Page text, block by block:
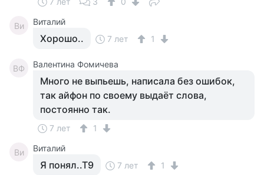
Ви Виталий
Хорошо.. 7 лет 1
ВФ Валентина Фомичева
Много не выпьешь, написала без ошибок,
так айфон по своему выдаёт слова,
постоянно так.
7 лет 1
Ви Виталий
Я понял..Т9 7 лет 1